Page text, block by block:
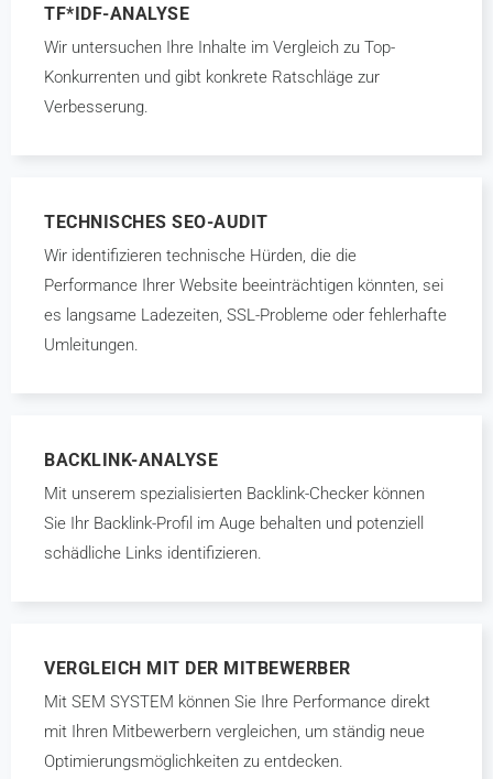
TF*IDF-ANALYSE
Wir untersuchen Ihre Inhalte im Vergleich zu Top-
Konkurrenten und gibt konkrete Ratschläge zur
Verbesserung.
TECHNISCHES SEO-AUDIT
Wir identifizieren technische Hürden, die die
Performance Ihrer Website beeinträchtigen könnten, sei
es langsame Ladezeiten, SSL-Probleme oder fehlerhafte
Umleitungen.
BACKLINK-ANALYSE
Mit unserem spezialisierten Backlink-Checker können
Sie Ihr Backlink-Profil im Auge behalten und potenziell
schädliche Links identifizieren.
VERGLEICH MIT DER MITBEWERBER
Mit SEM SYSTEM können Sie Ihre Performance direkt
mit Ihren Mitbewerbern vergleichen, um ständig neue
Optimierungsmöglichkeiten zu entdecken.